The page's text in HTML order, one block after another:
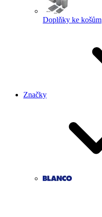
Doplňky ke košům
Značky